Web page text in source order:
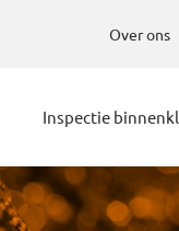
Over ons
Inspectie